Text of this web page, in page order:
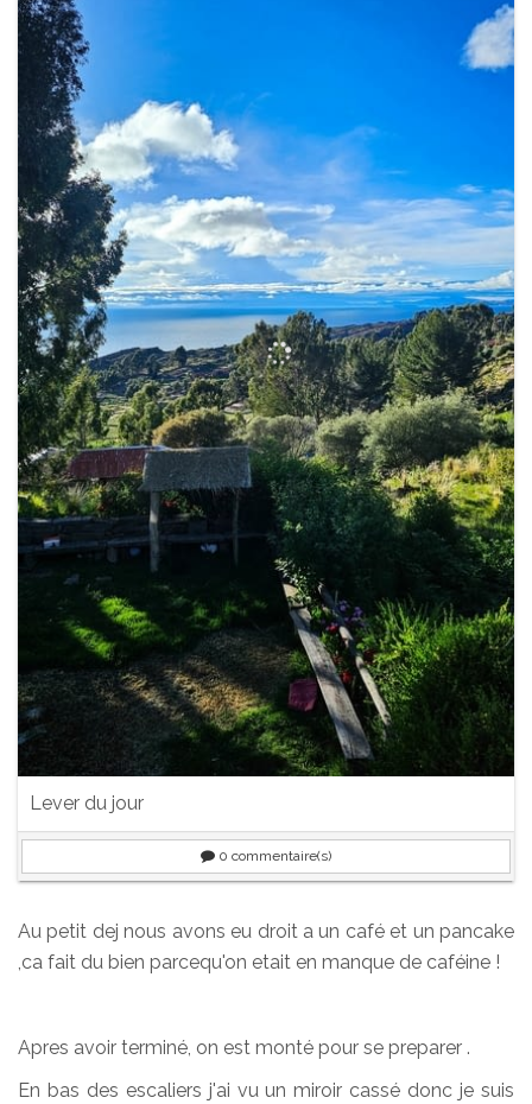
Lever du jour
0 commentaire(s)
Au petit dej nous avons eu droit a un café et un pancake
,ca fait du bien parcequ'on etait en manque de caféine !
Apres avoir terminé, on est monté pour se preparer .
En bas des escaliers j'ai vu un miroir cassé donc je suis